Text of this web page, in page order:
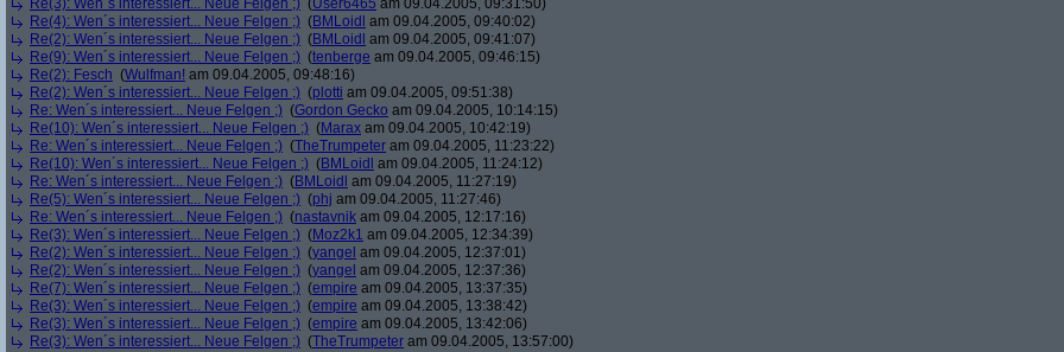
Re(3): Wen´s interessiert... Neue Felgen ;) (User6465 am 09.04.2005, 09:31:50)
Re(4): Wen´s interessiert... Neue Felgen ;) (BMLoidl am 09.04.2005, 09:40:02)
Re(2): Wen´s interessiert... Neue Felgen ;) (BMLoidl am 09.04.2005, 09:41:07)
Re(9): Wen´s interessiert... Neue Felgen ;) (tenberge am 09.04.2005, 09:46:15)
Re(2): Fesch (Wulfman! am 09.04.2005, 09:48:16)
Re(2): Wen´s interessiert... Neue Felgen ;) (plotti am 09.04.2005, 09:51:38)
Re: Wen´s interessiert... Neue Felgen ;) (Gordon Gecko am 09.04.2005, 10:14:15)
Re(10): Wen´s interessiert... Neue Felgen ;) (Marax am 09.04.2005, 10:42:19)
Re: Wen´s interessiert... Neue Felgen ;) (TheTrumpeter am 09.04.2005, 11:23:22)
Re(10): Wen´s interessiert... Neue Felgen ;) (BMLoidl am 09.04.2005, 11:24:12)
Re: Wen´s interessiert... Neue Felgen ;) (BMLoidl am 09.04.2005, 11:27:19)
Re(5): Wen´s interessiert... Neue Felgen ;) (phj am 09.04.2005, 11:27:46)
Re: Wen´s interessiert... Neue Felgen ;) (nastavnik am 09.04.2005, 12:17:16)
Re(3): Wen´s interessiert... Neue Felgen ;) (Moz2k1 am 09.04.2005, 12:34:39)
Re(2): Wen´s interessiert... Neue Felgen ;) (yangel am 09.04.2005, 12:37:01)
Re(2): Wen´s interessiert... Neue Felgen ;) (yangel am 09.04.2005, 12:37:36)
Re(7): Wen´s interessiert... Neue Felgen ;) (empire am 09.04.2005, 13:37:35)
Re(3): Wen´s interessiert... Neue Felgen ;) (empire am 09.04.2005, 13:38:42)
Re(3): Wen´s interessiert... Neue Felgen ;) (empire am 09.04.2005, 13:42:06)
Re(3): Wen´s interessiert... Neue Felgen ;) (TheTrumpeter am 09.04.2005, 13:57:00)